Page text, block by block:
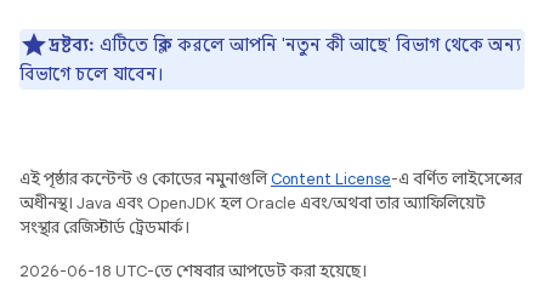
দ্রষ্টব্য: এটিতে ক্লিক করলে আপনি 'নতুন কী আছে' বিভাগ থেকে অন্য
বিভাগে চলে যাবেন।
এই পৃষ্ঠার কন্টেন্ট ও কোডের নমুনাগুলিContent License-এ বর্ণিত লাইসেন্সের
অধীনস্থ। Java এবং OpenJDK হল Oracle এবং/অথবা তার অ্যাফিলিয়েট
সংস্থার রেজিস্টার্ড ট্রেডমার্ক।
2026-06-18 UTC-তে শেষবার আপডেট করা হয়েছে।